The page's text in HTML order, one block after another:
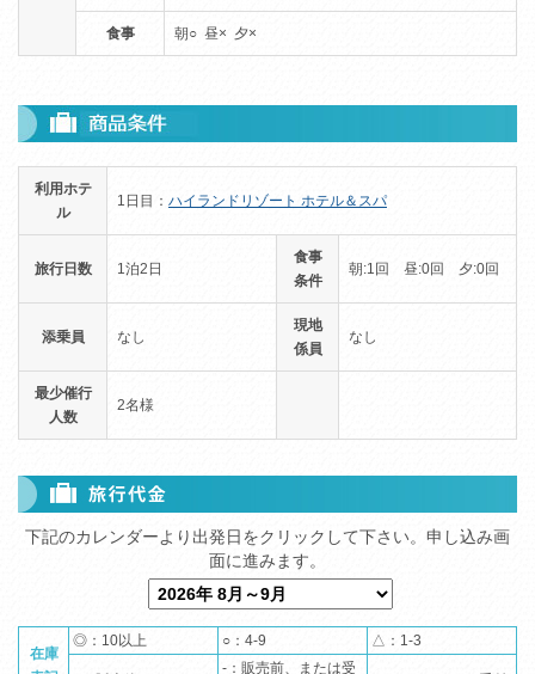
食事 朝○ 昼× 夕×
利用ホテ
ル
1日目： ハイランドリゾート ホテル＆スパ
旅行日数 1泊2日
食事
条件
朝:1回 昼:0回 夕:0回
添乗員 なし
現地
係員
なし
最少催行
人数
2名様
在庫
◎：10以上 ○：4-9 △：1-3
-：販売前、または受